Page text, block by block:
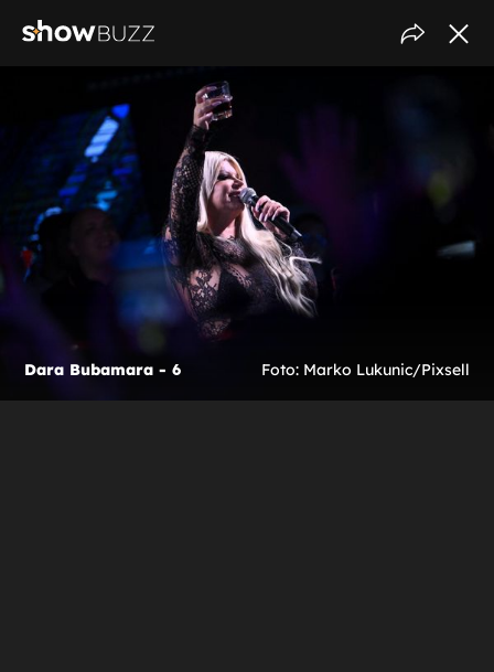
Dara Bubamara - 6 Foto: Marko Lukunic/Pixsell